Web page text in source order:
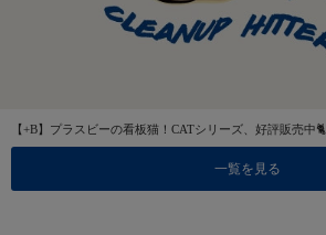
【+B】プラスビーの看板猫！CATシリーズ、好評販売中🐈
一覧を見る